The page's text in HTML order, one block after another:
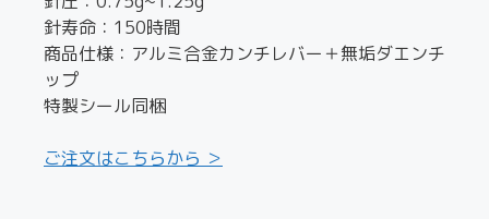
針寿命：150時間
商品仕様：アルミ合金カンチレバー＋無垢ダエンチ
ップ
特製シール同梱
ご注文はこちらから ＞